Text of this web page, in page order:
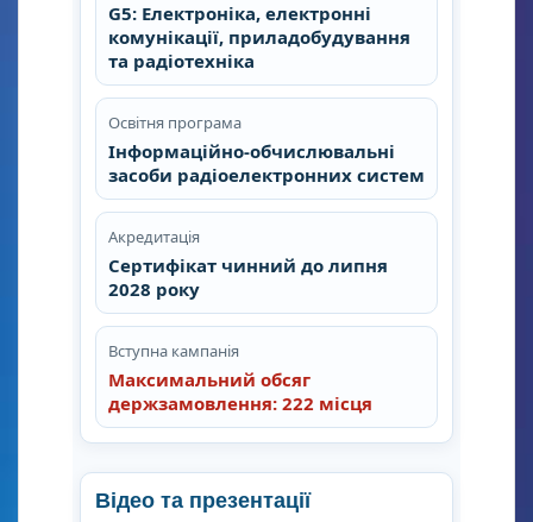
G5: Електроніка, електронні
комунікації, приладобудування
та радіотехніка
Освітня програма
Інформаційно-обчислювальні
засоби радіоелектронних систем
Акредитація
Сертифікат чинний до липня
2028 року
Вступна кампанія
Максимальний обсяг
держзамовлення: 222 місця
Відео та презентації